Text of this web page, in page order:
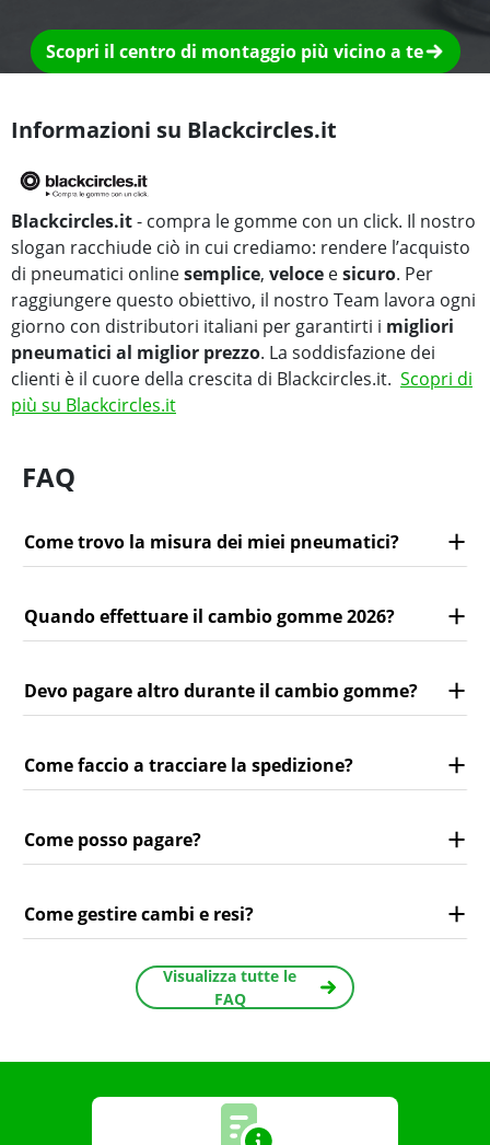
Scopri il centro di montaggio più vicino a te
Informazioni su Blackcircles.it
Blackcircles.it- compra le gomme con un click. Il nostro
slogan racchiude ciò in cui crediamo: rendere l’acquisto
di pneumatici onlinesemplice, veloce esicuro. Per
raggiungere questo obiettivo, il nostro Team lavora ogni
giorno con distributori italiani per garantirti i migliori
pneumatici al miglior prezzo. La soddisfazione dei
clienti è il cuore della crescita di Blackcircles.it. Scopri di
più su Blackcircles.it
FAQ
Come trovo la misura dei miei pneumatici?
Quando effettuare il cambio gomme 2026?
Devo pagare altro durante il cambio gomme?
Come faccio a tracciare la spedizione?
Come posso pagare?
Come gestire cambi e resi?
Visualizza tutte le
FAQ